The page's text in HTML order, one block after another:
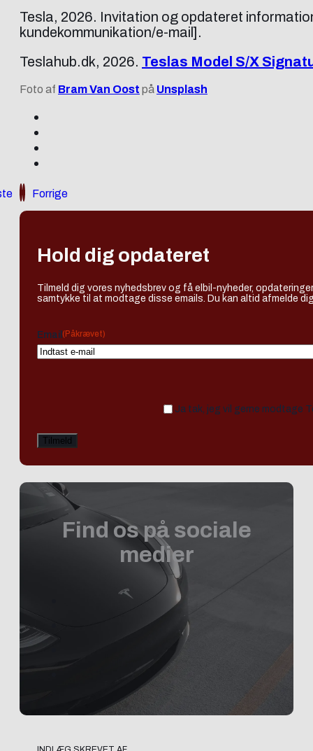
Tesla, 2026. Invitation og opdateret
kundekommunikation/e-mail].
Teslahub.dk, 2026. Teslas Model S/X
Foto af Bram Van Oost på Unsplash
Forrige
Hold dig opdateret
Tilmeld dig vores nyhedsbrev og få elbil-nyheder,
samtykke til at modtage disse emails. Du kan altid afmelde
Email (Påkrævet)
Ja tak, jeg vil gerne modtage
Find os på sociale
medier